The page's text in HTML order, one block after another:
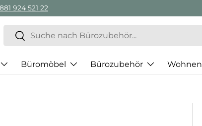
924 521 22
Suchen
Suchen
Büromöbel Bürozubehör Wohnen